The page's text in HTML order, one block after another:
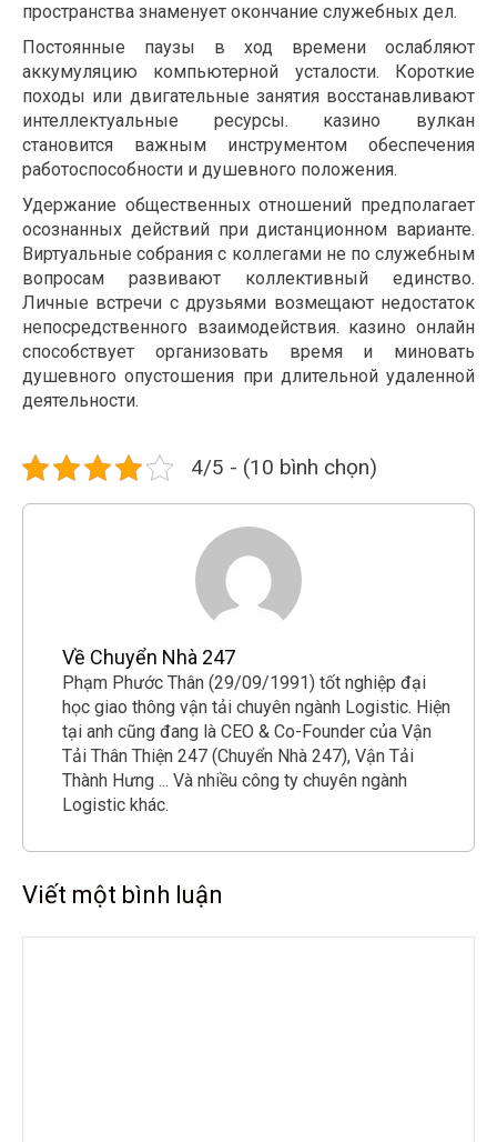
пространства знаменует окончание служебных дел.
Постоянные паузы в ход времени ослабляют
аккумуляцию компьютерной усталости. Короткие
походы или двигательные занятия восстанавливают
интеллектуальные ресурсы. казино вулкан
становится важным инструментом обеспечения
работоспособности и душевного положения.
Удержание общественных отношений предполагает
осознанных действий при дистанционном варианте.
Виртуальные собрания с коллегами не по служебным
вопросам развивают коллективный единство.
Личные встречи с друзьями возмещают недостаток
непосредственного взаимодействия. казино онлайн
способствует организовать время и миновать
душевного опустошения при длительной удаленной
деятельности.
4/5 - (10 bình chọn)
Về Chuyển Nhà 247
Phạm Phước Thân (29/09/1991) tốt nghiệp đại
học giao thông vận tải chuyên ngành Logistic. Hiện
tại anh cũng đang là CEO & Co-Founder của Vận
Tải Thân Thiện 247 (Chuyển Nhà 247), Vận Tải
Thành Hưng ... Và nhiều công ty chuyên ngành
Logistic khác.
Viết một bình luận